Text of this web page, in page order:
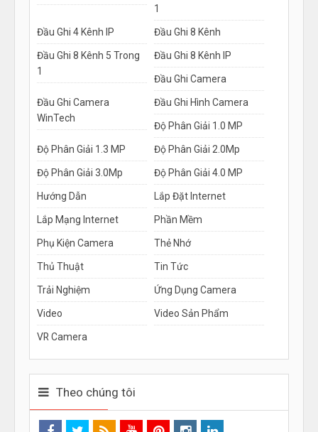
1
Đầu Ghi 4 Kênh IP Đầu Ghi 8 Kênh
Đầu Ghi 8 Kênh 5 Trong
1
Đầu Ghi 8 Kênh IP
Đầu Ghi Camera
Đầu Ghi Camera
WinTech
Đầu Ghi Hình Camera
Độ Phân Giải 1.0 MP
Độ Phân Giải 1.3 MP Độ Phân Giải 2.0Mp
Độ Phân Giải 3.0Mp Độ Phân Giải 4.0 MP
Hướng Dẫn Lắp Đặt Internet
Lắp Mạng Internet Phần Mềm
Phụ Kiện Camera Thẻ Nhớ
Thủ Thuật Tin Tức
Trải Nghiệm Ứng Dụng Camera
Video Video Sản Phẩm
VR Camera
Theo chúng tôi